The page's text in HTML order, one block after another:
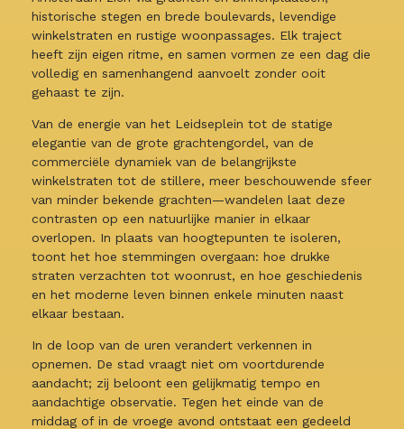
historische stegen en brede boulevards, levendige
winkelstraten en rustige woonpassages. Elk traject
heeft zijn eigen ritme, en samen vormen ze een dag die
volledig en samenhangend aanvoelt zonder ooit
gehaast te zijn.
Van de energie van het Leidseplein tot de statige
elegantie van de grote grachtengordel, van de
commerciële dynamiek van de belangrijkste
winkelstraten tot de stillere, meer beschouwende sfeer
van minder bekende grachten—wandelen laat deze
contrasten op een natuurlijke manier in elkaar
overlopen. In plaats van hoogtepunten te isoleren,
toont het hoe stemmingen overgaan: hoe drukke
straten verzachten tot woonrust, en hoe geschiedenis
en het moderne leven binnen enkele minuten naast
elkaar bestaan.
In de loop van de uren verandert verkennen in
opnemen. De stad vraagt niet om voortdurende
aandacht; zij beloont een gelijkmatig tempo en
aandachtige observatie. Tegen het einde van de
middag of in de vroege avond ontstaat een gedeeld